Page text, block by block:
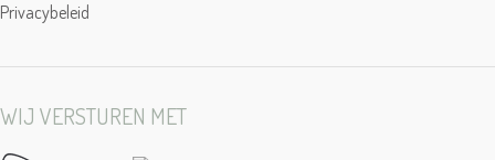
Privacybeleid
WIJ VERSTUREN MET